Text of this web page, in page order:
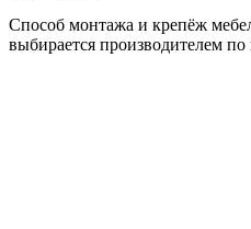
Способ монтажа и крепёж
выбирается производителем